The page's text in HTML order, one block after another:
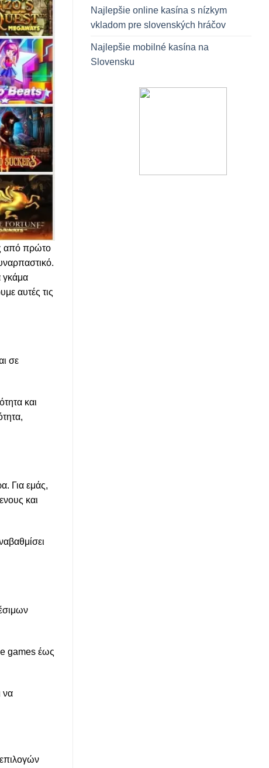
από πρώτο
γκάμα
αυτές τις
σε
και
Για εμάς,
και
games έως
να
Najlepšie online kasína s nízkym
vkladom pre slovenských hráčov
Najlepšie mobilné kasína na
Slovensku